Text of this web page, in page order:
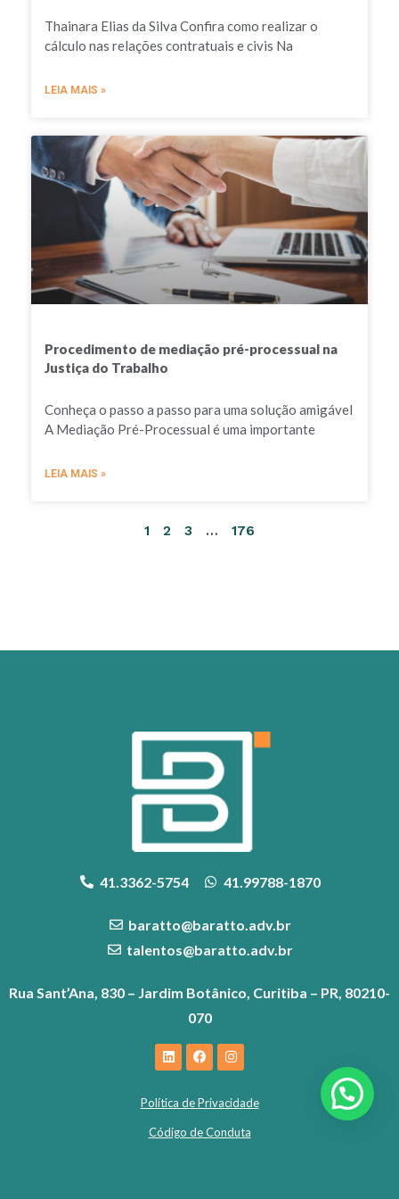
Thainara Elias da Silva Confira como realizar o
cálculo nas relações contratuais e civis Na
LEIA MAIS »
Procedimento de mediação pré-processual na
Justiça do Trabalho
Conheça o passo a passo para uma solução amigável
A Mediação Pré-Processual é uma importante
LEIA MAIS »
1 2 3 … 176
41.3362-5754 41.99788-1870
baratto@baratto.adv.br
talentos@baratto.adv.br
Rua Sant’Ana, 830 – Jardim Botânico, Curitiba – PR, 80210-
070
Política de Privacidade
Código de Conduta